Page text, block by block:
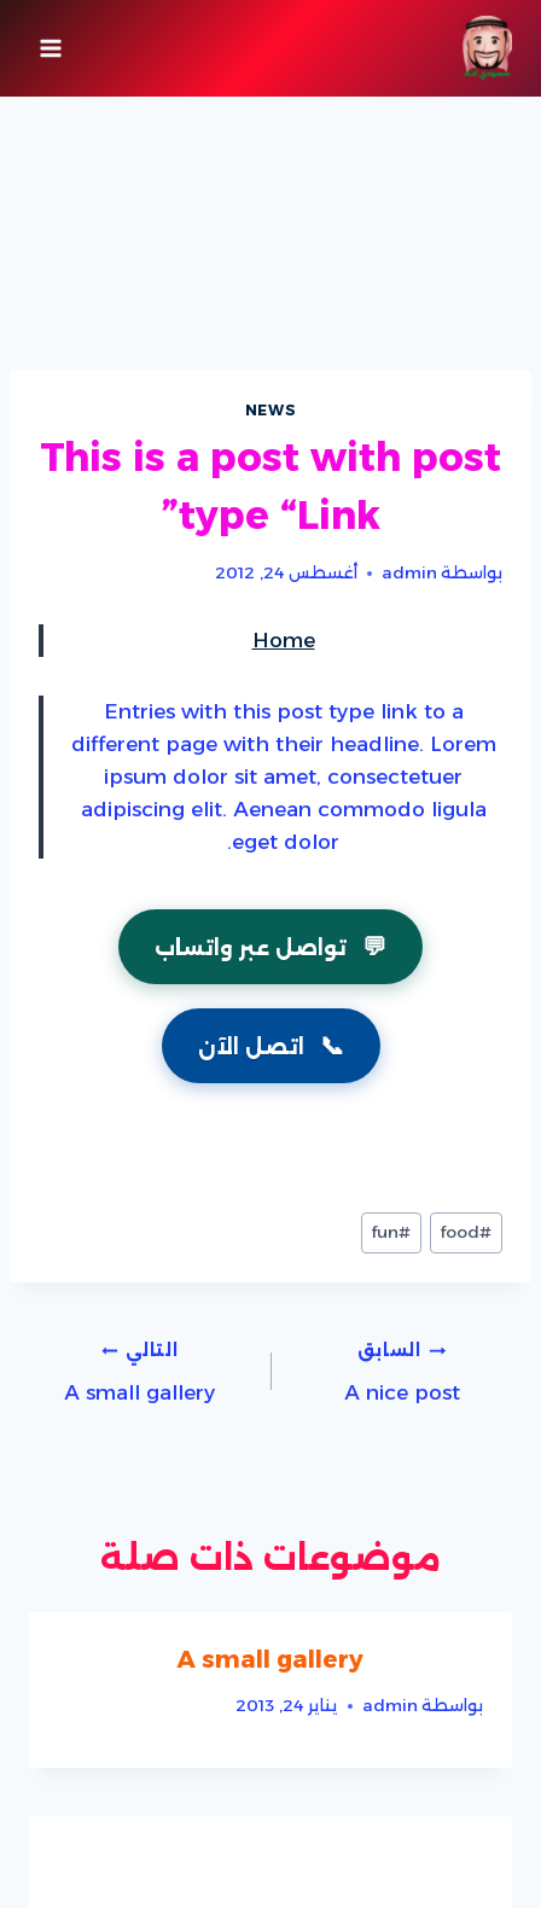
التجاوز
إلى
المحتوى
NEWS
This is a post with post
type “Link”
بواسطة admin أغسطس 24, 2012
Home
Entries with this post type link to a
different page with their headline. Lorem
ipsum dolor sit amet, consectetuer
adipiscing elit. Aenean commodo ligula
eget dolor.
💬 تواصل عبر واتساب
📞 اتصل الآن
وسوم
المقال:
#
food
#
fun
تصفّح
المقالات
السابق
A nice post
التالي
A small gallery
موضوعات ذات صلة
A small gallery
بواسطة admin يناير 24, 2013